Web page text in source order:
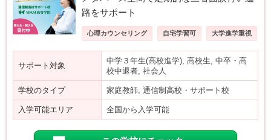
路をサポート
心理カウンセリング 自宅学習可 大学進学重視
サポート対象
中学３年生(高校進学), 高校生, 中卒・高
校中退者, 社会人
学校のタイプ 家庭教師, 通信制高校・サポート校
入学可能エリア 全国から入学可能